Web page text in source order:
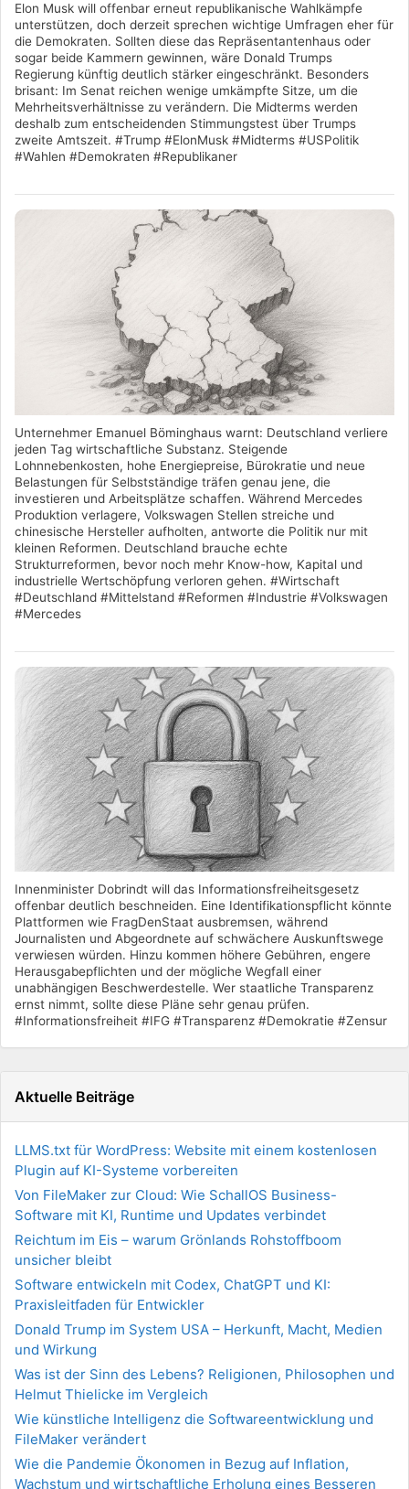
Elon Musk will offenbar erneut republikanische Wahlkämpfe
unterstützen, doch derzeit sprechen wichtige Umfragen eher für
die Demokraten. Sollten diese das Repräsentantenhaus oder
sogar beide Kammern gewinnen, wäre Donald Trumps
Regierung künftig deutlich stärker eingeschränkt. Besonders
brisant: Im Senat reichen wenige umkämpfte Sitze, um die
Mehrheitsverhältnisse zu verändern. Die Midterms werden
deshalb zum entscheidenden Stimmungstest über Trumps
zweite Amtszeit. #Trump #ElonMusk #Midterms #USPolitik
#Wahlen #Demokraten #Republikaner
Unternehmer Emanuel Böminghaus warnt: Deutschland verliere
jeden Tag wirtschaftliche Substanz. Steigende
Lohnnebenkosten, hohe Energiepreise, Bürokratie und neue
Belastungen für Selbstständige träfen genau jene, die
investieren und Arbeitsplätze schaffen. Während Mercedes
Produktion verlagere, Volkswagen Stellen streiche und
chinesische Hersteller aufholten, antworte die Politik nur mit
kleinen Reformen. Deutschland brauche echte
Strukturreformen, bevor noch mehr Know-how, Kapital und
industrielle Wertschöpfung verloren gehen. #Wirtschaft
#Deutschland #Mittelstand #Reformen #Industrie #Volkswagen
#Mercedes
Innenminister Dobrindt will das Informationsfreiheitsgesetz
offenbar deutlich beschneiden. Eine Identifikationspflicht könnte
Plattformen wie FragDenStaat ausbremsen, während
Journalisten und Abgeordnete auf schwächere Auskunftswege
verwiesen würden. Hinzu kommen höhere Gebühren, engere
Herausgabepflichten und der mögliche Wegfall einer
unabhängigen Beschwerdestelle. Wer staatliche Transparenz
ernst nimmt, sollte diese Pläne sehr genau prüfen.
#Informationsfreiheit #IFG #Transparenz #Demokratie #Zensur
Aktuelle Beiträge
LLMS.txt für WordPress: Website mit einem kostenlosen
Plugin auf KI-Systeme vorbereiten
Von FileMaker zur Cloud: Wie SchallOS Business-
Software mit KI, Runtime und Updates verbindet
Reichtum im Eis – warum Grönlands Rohstoffboom
unsicher bleibt
Software entwickeln mit Codex, ChatGPT und KI:
Praxisleitfaden für Entwickler
Donald Trump im System USA – Herkunft, Macht, Medien
und Wirkung
Was ist der Sinn des Lebens? Religionen, Philosophen und
Helmut Thielicke im Vergleich
Wie künstliche Intelligenz die Softwareentwicklung und
FileMaker verändert
Wie die Pandemie Ökonomen in Bezug auf Inflation,
Wachstum und wirtschaftliche Erholung eines Besseren